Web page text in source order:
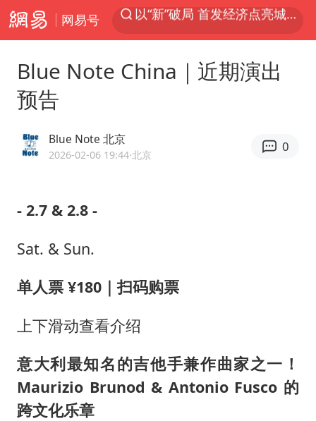
网易号
中方回应是否在太平洋海底开采稀土
台风白海豚影响中国已成定局
首次证实！“胶球”存在
80后女柜员逆袭成4200亿银行副行长
Blue Note China｜近期演出
预告
Blue Note 北京
2026-02-06 19:44·北京
0
- 2.7 & 2.8 -
Sat. & Sun.
单人票 ¥180｜扫码购票
上下滑动查看介绍
意大利最知名的吉他手兼作曲家之一！
Maurizio Brunod & Antonio Fusco 的
跨文化乐章